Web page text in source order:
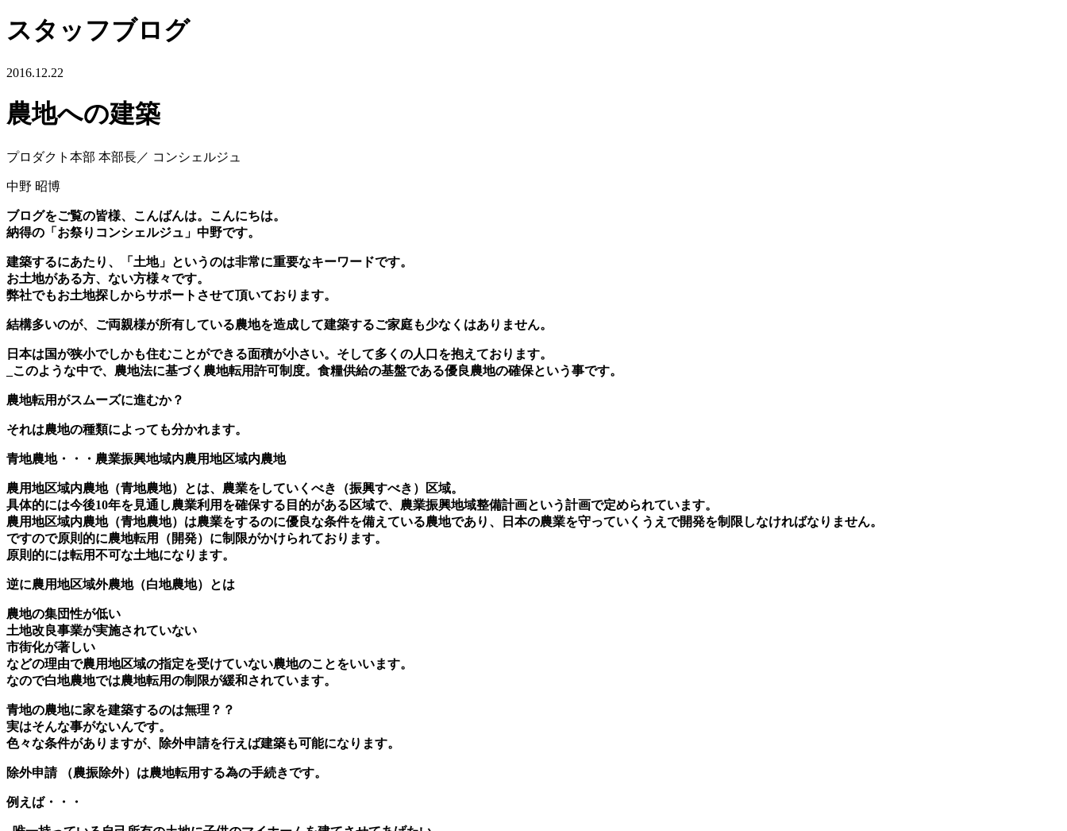
スタッフブログ
2016.12.22
農地への建築
プロダクト本部 本部長／ コンシェルジュ
中野 昭博
ブログをご覧の皆様、こんばんは。こんにちは。
納得の「お祭りコンシェルジュ」中野です。
建築するにあたり、「土地」というのは非常に重要なキーワードです。
お土地がある方、ない方様々です。
弊社でもお土地探しからサポートさせて頂いております。
結構多いのが、ご両親様が所有している農地を造成して建築するご家庭も少なくはありません。
日本は国が狭小でしかも住むことができる面積が小さい。そして多くの人口を抱えております。
_このような中で、農地法に基づく農地転用許可制度。食糧供給の基盤である優良農地の確保という事です。
農地転用がスムーズに進むか？
それは農地の種類によっても分かれます。
青地農地・・・農業振興地域内農用地区域内農地
農用地区域内農地（青地農地）とは、農業をしていくべき（振興すべき）区域。
具体的には今後10年を見通し農業利用を確保する目的がある区域で、農業振興地域整備計画という計画で定められています。
農用地区域内農地（青地農地）は農業をするのに優良な条件を備えている農地であり、日本の農業を守っていくうえで開発を制限しなければなりません。
ですので原則的に農地転用（開発）に制限がかけられております。
原則的には転用不可な土地になります。
逆に農用地区域外農地（白地農地）とは
農地の集団性が低い
土地改良事業が実施されていない
市街化が著しい
などの理由で農用地区域の指定を受けていない農地のことをいいます。
なので白地農地では農地転用の制限が緩和されています。
青地の農地に家を建築するのは無理？？
実はそんな事がないんです。
色々な条件がありますが、除外申請を行えば建築も可能になります。
除外申請 （農振除外）は農地転用する為の手続きです。
例えば・・・